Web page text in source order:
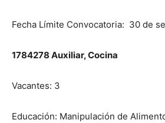
Fecha Límite Convocatoria: 30 de
1784278 Auxiliar, Cocina
Vacantes: 3
Educación: Manipulación de